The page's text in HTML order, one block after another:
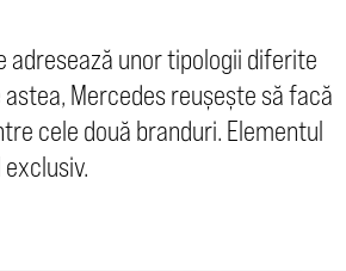
adresează unor tipologii diferite
Mercedes reușește să facă
cele două branduri. Elementul